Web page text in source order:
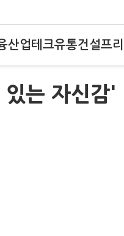
산업테크유통건설프
는 자신감'